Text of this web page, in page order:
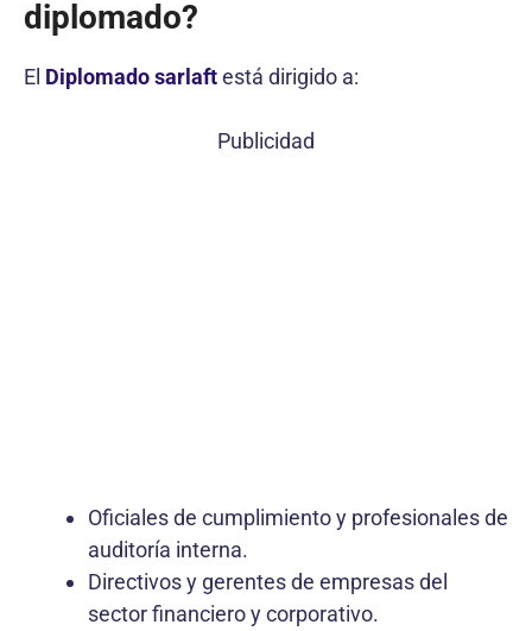
diplomado?
El Diplomado sarlaftestá dirigido a:
Publicidad
Oficiales de cumplimiento y profesionales de
auditoría interna.
Directivos y gerentes de empresas del
sector financiero y corporativo.